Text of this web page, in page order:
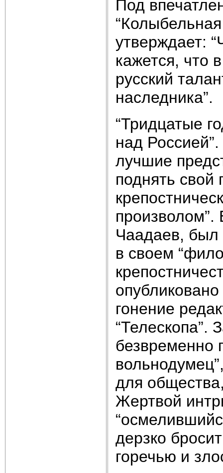
Под
“Колыбельная
утверждает:
кажется, что
русский
наследника”.
“Тридцатые
над
лучшие
поднять свой
Чаадаев,
в своем
гонение
“Телескопа”.
безвременно
для
Жертвой
дерзко
горечью и